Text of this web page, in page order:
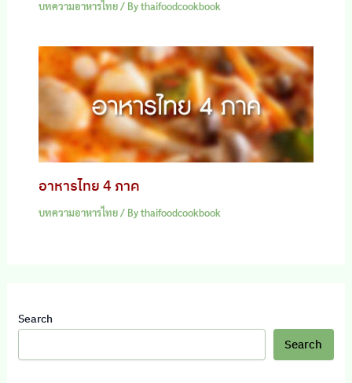
บทความอาหารไทย/ Bythaifoodcookbook
อาหารไทย 4 ภาค
บทความอาหารไทย/ Bythaifoodcookbook
Search
Search